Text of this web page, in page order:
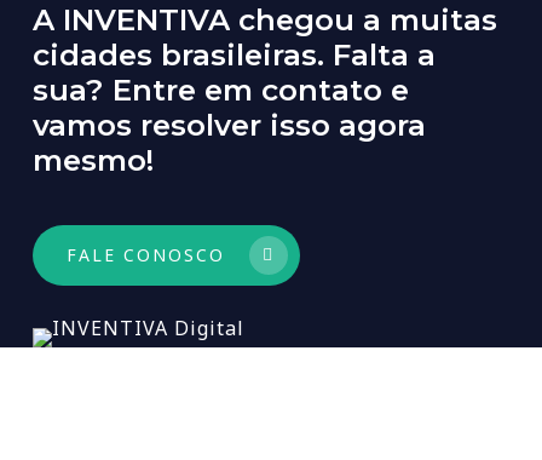
A INVENTIVA chegou a muitas
cidades brasileiras. Falta a
sua? Entre em contato e
vamos resolver isso agora
mesmo!
FALE CONOSCO